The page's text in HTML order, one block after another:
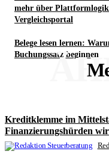
mehr über Plattformlogik
Vergleichsportal
Belege lesen lernen:
Buchungssatz beginnen
Kreditklemme im
Finanzierungshürden